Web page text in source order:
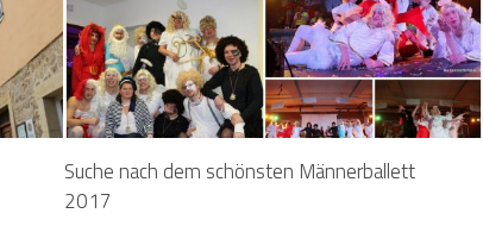
Suche nach dem schönsten Männerballett
2017